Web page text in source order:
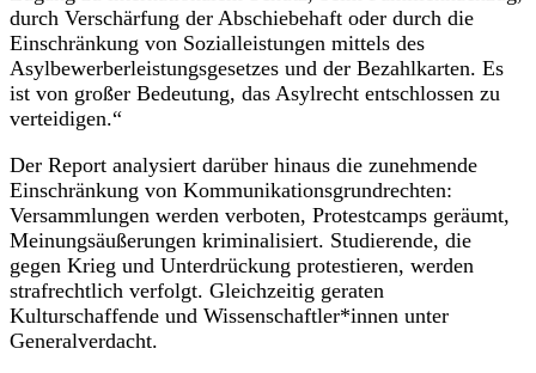
durch Verschärfung der Abschiebehaft oder durch die
Einschränkung von Sozialleistungen mittels des
Asylbewerberleistungsgesetzes und der Bezahlkarten. Es
ist von großer Bedeutung, das Asylrecht entschlossen zu
verteidigen.“
Der Report analysiert darüber hinaus die zunehmende
Einschränkung von Kommunikationsgrundrechten:
Versammlungen werden verboten, Protestcamps geräumt,
Meinungsäußerungen kriminalisiert. Studierende, die
gegen Krieg und Unterdrückung protestieren, werden
strafrechtlich verfolgt. Gleichzeitig geraten
Kulturschaffende und Wissenschaftler*innen unter
Generalverdacht.